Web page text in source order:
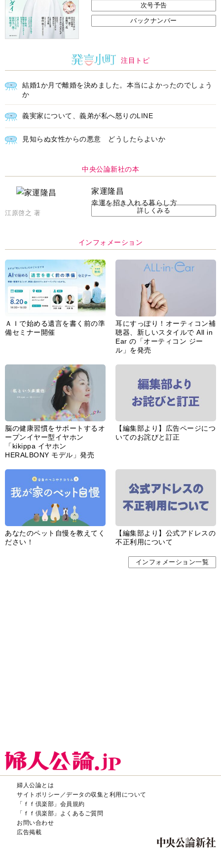
幸運を招き入れる暮らし方
江原啓之 著 詳しくみる
備セミナー開催
聴器、新しいスタイルで All in
Ear の「オーティコン ジー
ープンイヤー型イヤホン
「kikippa イヤホン
いてのお詫びと訂正
あなたのペット自慢を教えてく
【編集部より】公式アドレスの
不正利用について
インフォメーション一覧
サイトポリシー／データの収集と利用について
「ｆｆ倶楽部」会員規約
「ｆｆ倶楽部」よくあるご質問
CHUOKORON-SHINSHA,INC.All right reserved